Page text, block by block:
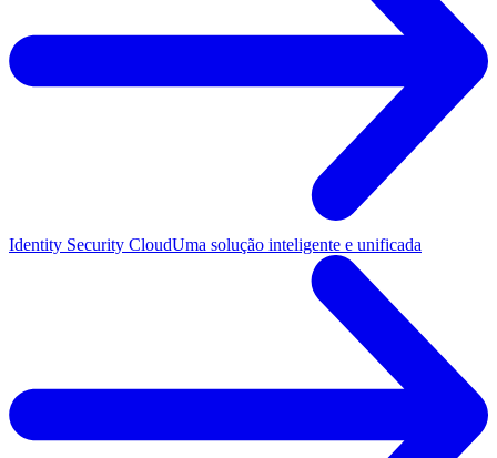
Identity Security CloudUma solução inteligente e unificada